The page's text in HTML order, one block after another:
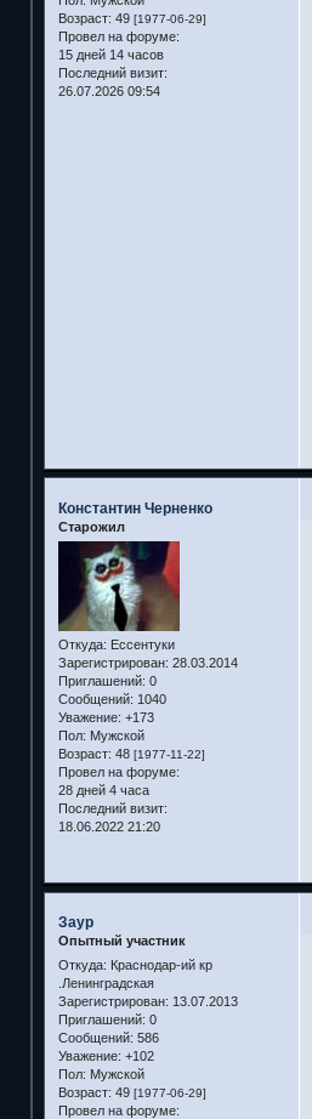
Возраст: 49 [1977-06-29]
Провел на форуме:
15 дней 14 часов
Последний визит:
26.07.2026 09:54
Константин Черненко
Старожил
Откуда: Ессентуки
Зарегистрирован: 28.03.2014
Приглашений: 0
Сообщений: 1040
Уважение: +173
Пол: Мужской
Возраст: 48 [1977-11-22]
Провел на форуме:
28 дней 4 часа
Последний визит:
18.06.2022 21:20
Заур
Опытный участник
Откуда: Краснодар-ий кр
.Ленинградская
Зарегистрирован: 13.07.2013
Приглашений: 0
Сообщений: 586
Уважение: +102
Пол: Мужской
Возраст: 49 [1977-06-29]
Провел на форуме: